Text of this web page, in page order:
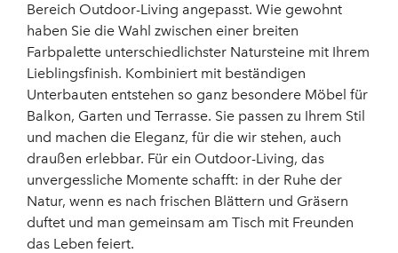
Bereich Outdoor-Living angepasst. Wie gewohnt
haben Sie die Wahl zwischen einer breiten
Farbpalette unterschiedlichster Natursteine mit Ihrem
Lieblingsfinish. Kombiniert mit beständigen
Unterbauten entstehen so ganz besondere Möbel für
Balkon, Garten und Terrasse. Sie passen zu Ihrem Stil
und machen die Eleganz, für die wir stehen, auch
draußen erlebbar. Für ein Outdoor-Living, das
unvergessliche Momente schafft: in der Ruhe der
Natur, wenn es nach frischen Blättern und Gräsern
duftet und man gemeinsam am Tisch mit Freunden
das Leben feiert.